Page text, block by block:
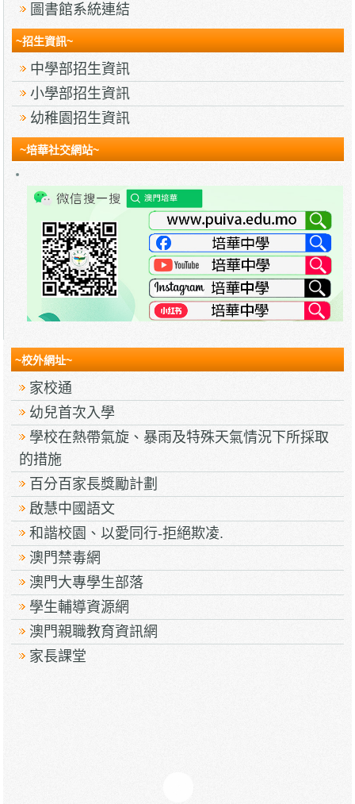
圖書館系統連結
~招生資訊~
中學部招生資訊
小學部招生資訊
幼稚園招生資訊
~培華社交網站~
~校外網址~
家校通
幼兒首次入學
學校在熱帶氣旋、暴雨及特殊天氣情況下所採取
的措施
百分百家長獎勵計劃
啟慧中國語文
和諧校園、以愛同行-拒絕欺凌.
澳門禁毒網
澳門大專學生部落
學生輔導資源網
澳門親職教育資訊網
家長課堂